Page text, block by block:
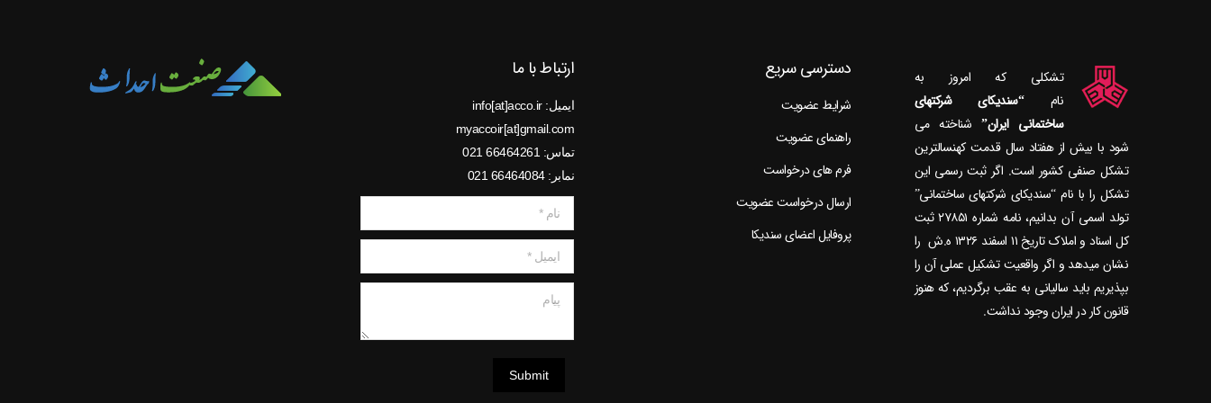
تشکلی که امروز به
نام“سندیکای شرکتهای
ساختمانی ایران”
شود با بیش از هفتاد سال قدمت کهنسال‎ترین
تشکل صنفی کشور است. اگر ثبت رسمی این
تشکل را با نام “سندیکای شرکتهای ساختمانی”
تولد اسمی آن بدانیم، نامه شماره ۲۷۸۵۱ ثبت
کل اسناد و املاک تاریخ ۱۱ اسفند ۱۳۲۶ ه.ش را
نشان می‎دهد و اگر واقعیت تشکیل عملی آن را
بپذیریم باید سالیانی به عقب برگردیم، که هنوز
قانون کار در ایران وجود نداشت.
دسترسی سریع
شرایط عضویت
راهنمای عضویت
فرم های درخواست
ارسال درخواست عضویت
پروفایل اعضای سندیکا
ارتباط با ما
ایمیل: info[at]acco.ir
myaccoir[at]gmail.com
تماس: 66464261 021
نمابر: 66464084 021
نام *
ایمیل *
Submit